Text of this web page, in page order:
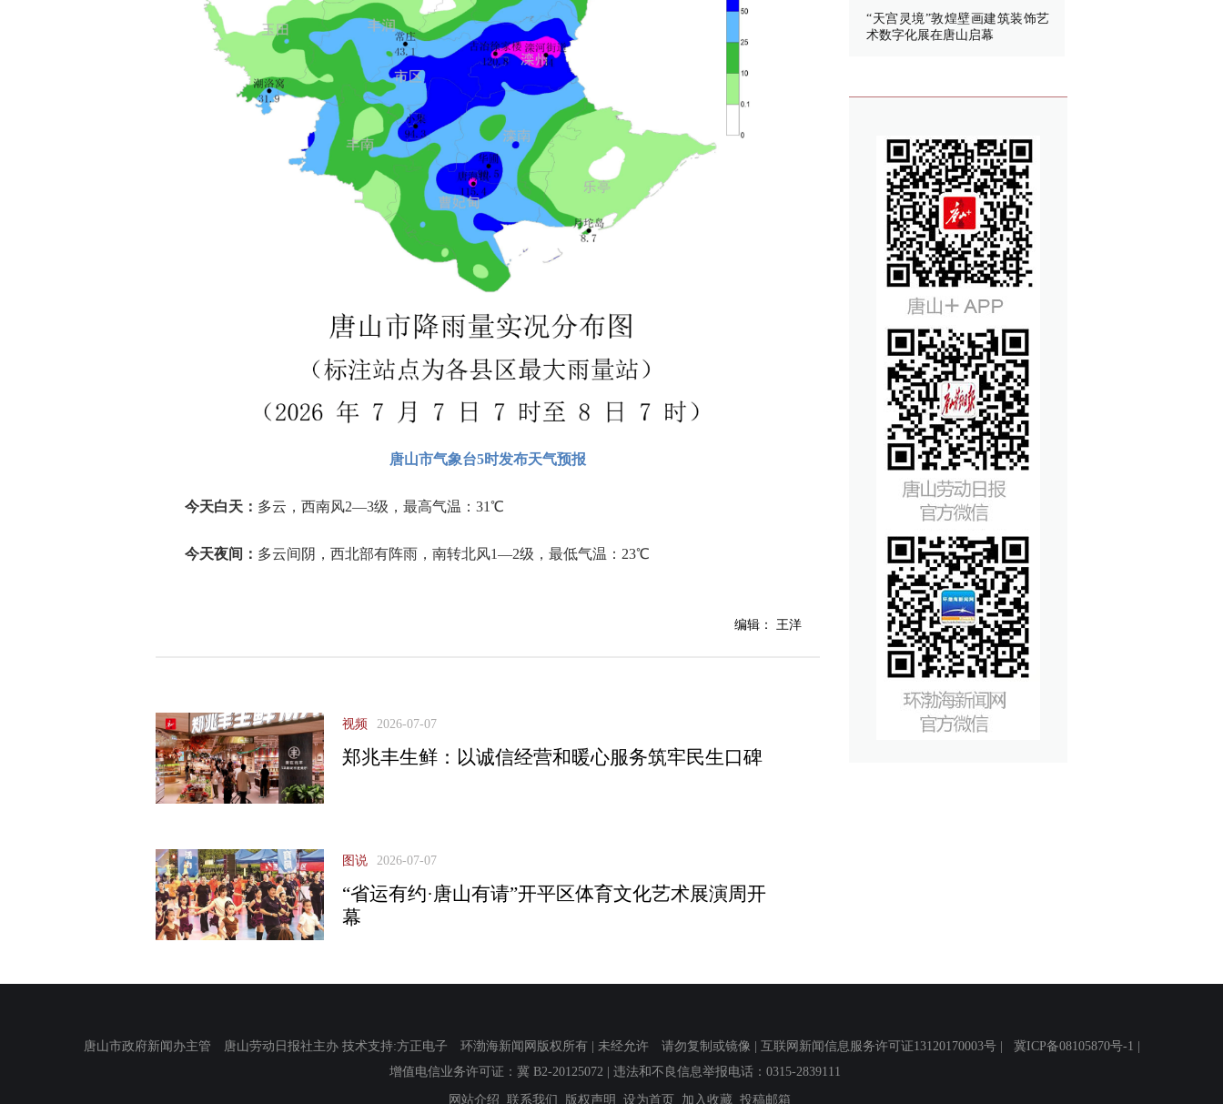
唐山市气象台5时发布天气预报
今天白天： 多云，西南风2—3级，最高气温：31℃
今天夜间： 多云间阴，西北部有阵雨，南转北风1—2级，最低气温：23℃
编辑： 王洋
视频 2026-07-07
郑兆丰生鲜：以诚信经营和暖心服务筑牢民生口碑
图说 2026-07-07
“省运有约·唐山有请”开平区体育文化艺术展演周开
幕
“天宫灵境”敦煌壁画建筑装饰艺
术数字化展在唐山启幕
唐山市政府新闻办主管 唐山劳动日报社主办 技术支持:方正电子 环渤海新闻网版权所有 | 未经允许 请勿复制或镜像 | 互联网新闻信息服务许可证13120170003号 | 冀ICP备08105870号-1
增值电信业务许可证：冀 B2-20125072 | 违法和不良信息举报电话：0315-2839111
网站介绍 联系我们 版权声明 设为首页 加入收藏 投稿邮箱